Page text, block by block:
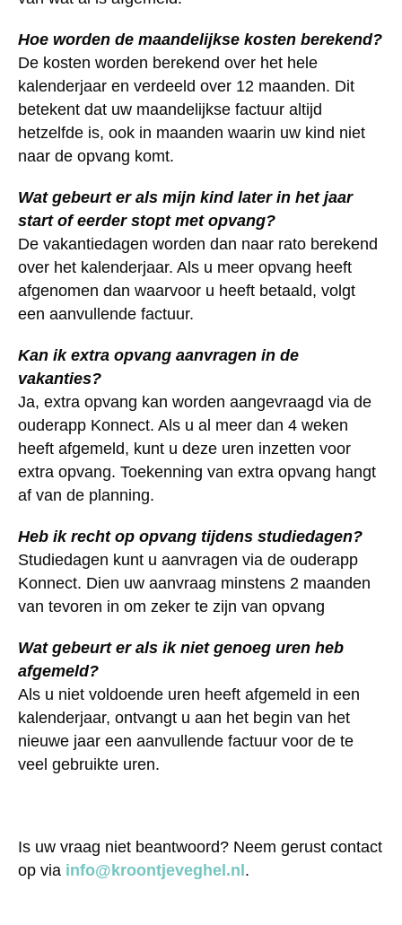
Hoe worden de maandelijkse kosten berekend?
De kosten worden berekend over het hele
kalenderjaar en verdeeld over 12 maanden. Dit
betekent dat uw maandelijkse factuur altijd
hetzelfde is, ook in maanden waarin uw kind niet
naar de opvang komt.
Wat gebeurt er als mijn kind later in het jaar
start of eerder stopt met opvang?
De vakantiedagen worden dan naar rato berekend
over het kalenderjaar. Als u meer opvang heeft
afgenomen dan waarvoor u heeft betaald, volgt
een aanvullende factuur.
Kan ik extra opvang aanvragen in de
vakanties?
Ja, extra opvang kan worden aangevraagd via de
ouderapp Konnect. Als u al meer dan 4 weken
heeft afgemeld, kunt u deze uren inzetten voor
extra opvang. Toekenning van extra opvang hangt
af van de planning.
Heb ik recht op opvang tijdens studiedagen?
Studiedagen kunt u aanvragen via de ouderapp
Konnect. Dien uw aanvraag minstens 2 maanden
van tevoren in om zeker te zijn van opvang
Wat gebeurt er als ik niet genoeg uren heb
afgemeld?
Als u niet voldoende uren heeft afgemeld in een
kalenderjaar, ontvangt u aan het begin van het
nieuwe jaar een aanvullende factuur voor de te
veel gebruikte uren.
Is uw vraag niet beantwoord? Neem gerust contact
op via info@kroontjeveghel.nl.